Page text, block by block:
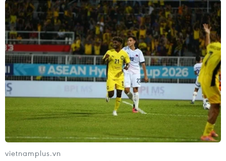
TIN LIÊN QUAN
vietnamplus.vn